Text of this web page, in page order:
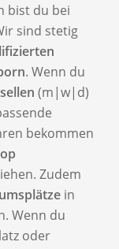
bist du bei
sind stetig
. Wenn du
(m|w|d)
bekommen
Zudem
in
Wenn du
oder